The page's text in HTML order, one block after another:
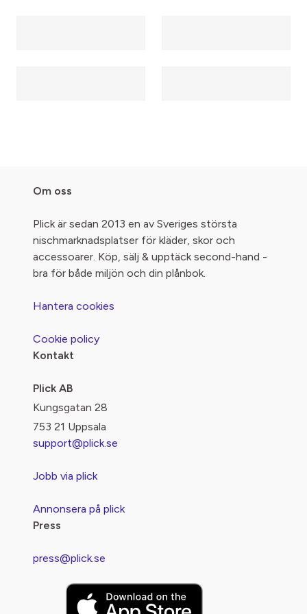
Om oss
Plick är sedan 2013 en av Sveriges största
nischmarknadsplatser för kläder, skor och
accessoarer. Köp, sälj & upptäck second-hand -
bra för både miljön och din plånbok.
Hantera cookies
Cookie policy
Kontakt
Plick AB
Kungsgatan 28
753 21 Uppsala
support@plick.se
Jobb via plick
Annonsera på plick
Press
press@plick.se